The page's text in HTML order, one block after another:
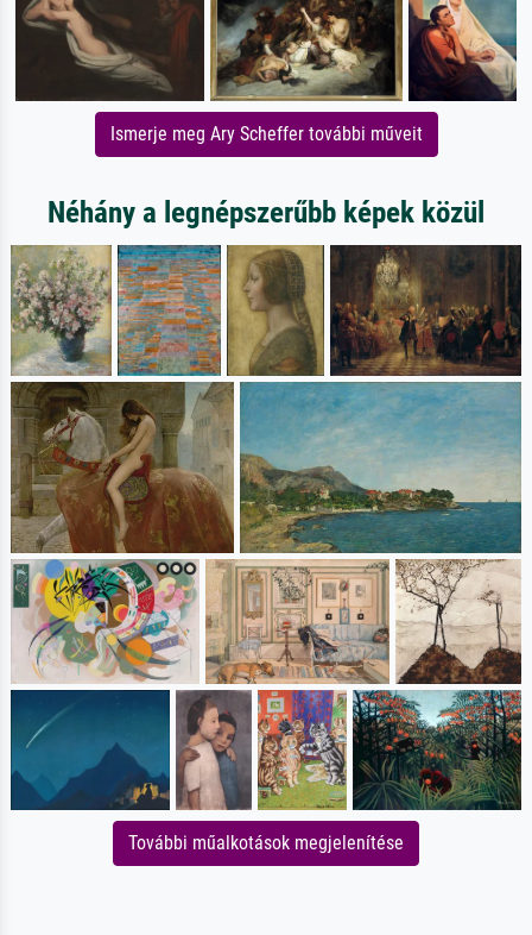
Ismerje meg Ary Scheffer további műveit
Néhány a legnépszerűbb képek közül
További műalkotások megjelenítése